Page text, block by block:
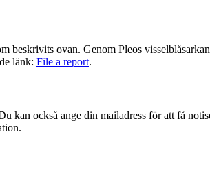
beskrivits ovan. Genom Pleos
länk: File a report.
också ange din mailadress för att få